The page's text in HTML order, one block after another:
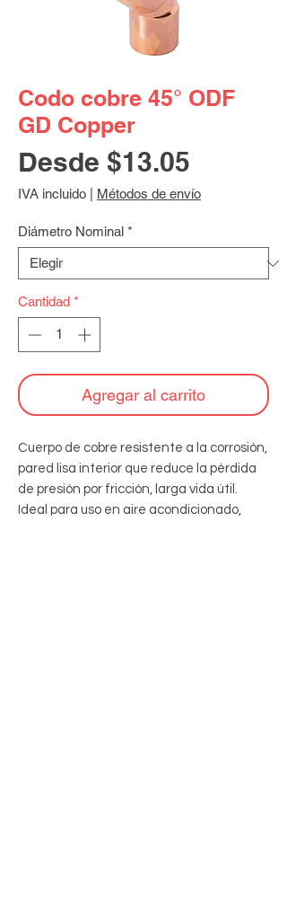
Codo cobre 45° ODF
GD Copper
Desde $13.05
de
IVA incluido Métodos de envío
Diámetro Nominal *
Cantidad *
Agregar al carrito
Cuerpo de cobre resistente a la corrosión,
pared lisa interior que reduce la pérdida
de presión por fricción, larga vida útil.
Ideal para uso en aire acondicionado,